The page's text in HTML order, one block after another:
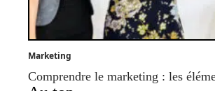
Marketing
Comprendre le marketing : les